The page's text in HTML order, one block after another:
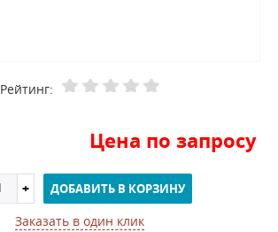
Рейтинг:
Цена по запросу
ДОБАВИТЬ В КОРЗИНУ
Заказать в один клик